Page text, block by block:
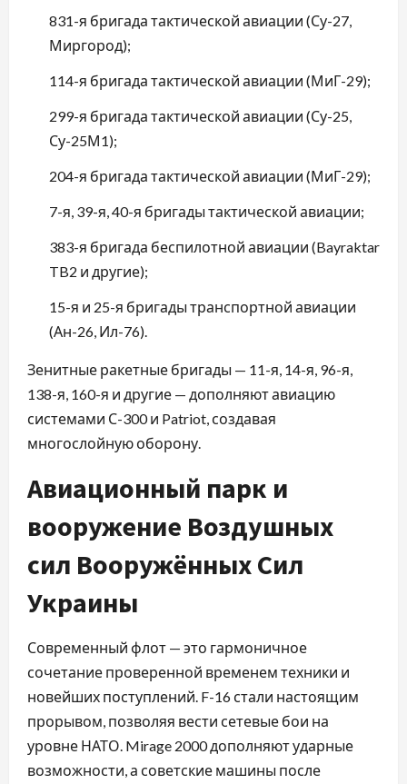
831-я бригада тактической авиации (Су-27,
Миргород);
114-я бригада тактической авиации (МиГ-29);
299-я бригада тактической авиации (Су-25,
Су-25М1);
204-я бригада тактической авиации (МиГ-29);
7-я, 39-я, 40-я бригады тактической авиации;
383-я бригада беспилотной авиации (Bayraktar
TB2 и другие);
15-я и 25-я бригады транспортной авиации
(Ан-26, Ил-76).
Зенитные ракетные бригады — 11-я, 14-я, 96-я,
138-я, 160-я и другие — дополняют авиацию
системами С-300 и Patriot, создавая
многослойную оборону.
Авиационный парк и
вооружение Воздушных
сил Вооружённых Сил
Украины
Современный флот — это гармоничное
сочетание проверенной временем техники и
новейших поступлений. F-16 стали настоящим
прорывом, позволяя вести сетевые бои на
уровне НАТО. Mirage 2000 дополняют ударные
возможности, а советские машины после